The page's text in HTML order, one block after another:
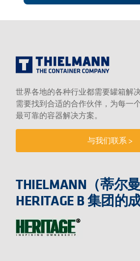
世界各地的各种行业都需要罐箱解
需要找到合适的合作伙伴，为每一
最可靠的容器解决方案。
与我们联系 >
THIELMANN（蒂尔
HERITAGE B 集团的